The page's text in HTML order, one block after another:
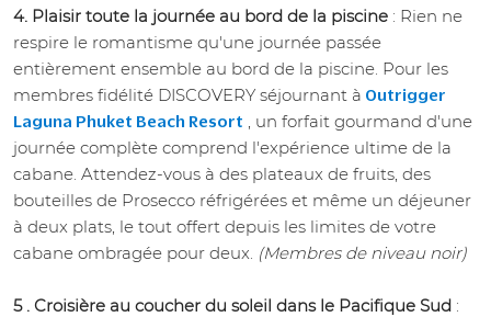
4. Plaisir toute la journée au bord de la piscine : Rien ne
respire le romantisme qu'une journée passée
entièrement ensemble au bord de la piscine. Pour les
membres fidélité DISCOVERY séjournant à Outrigger
Laguna Phuket Beach Resort , un forfait gourmand d'une
journée complète comprend l'expérience ultime de la
cabane. Attendez-vous à des plateaux de fruits, des
bouteilles de Prosecco réfrigérées et même un déjeuner
à deux plats, le tout offert depuis les limites de votre
cabane ombragée pour deux. (Membres de niveau noir)
5 . Croisière au coucher du soleil dans le Pacifique Sud :